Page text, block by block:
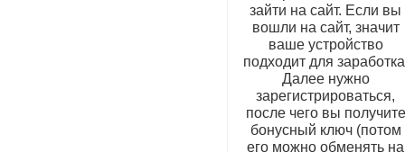
зайти на сайт. Если вы
вошли на сайт, значит
ваше устройство
подходит для
Далее нужно
зарегистрироваться,
после чего вы получите
бонусный ключ (потом
его можно обменять на